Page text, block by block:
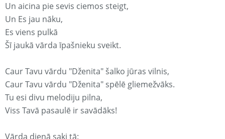
Un aicina pie sevis ciemos steigt,
Un Es jau nāku,
Es viens pulkā
Šī jaukā vārda īpašnieku sveikt.
Caur Tavu vārdu "Dženita" šalko jūras vilnis,
Caur Tavu vārdu "Dženita" spēlē gliemežvāks.
Tu esi divu melodiju pilna,
Viss Tavā pasaulē ir savādāks!
Vārda dienā saki tā: